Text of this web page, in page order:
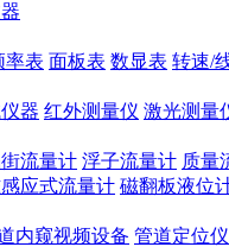
率表 面板表 数显表 转速/
器 红外测量仪 激光测量
流量计 浮子流量计 质量
应式流量计 磁翻板液位
内窥视频设备 管道定位仪